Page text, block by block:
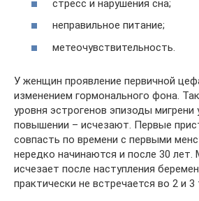
стресс и нарушения сна;
неправильное питание;
метеочувствительность.
У женщин проявление первичной
изменением гормонального фона.
уровня эстрогенов эпизоды
повышении – исчезают. Первые
совпасть по времени с первыми
нередко начинаются и после 30 лет.
исчезает после наступления
практически не встречается во 2 и 3